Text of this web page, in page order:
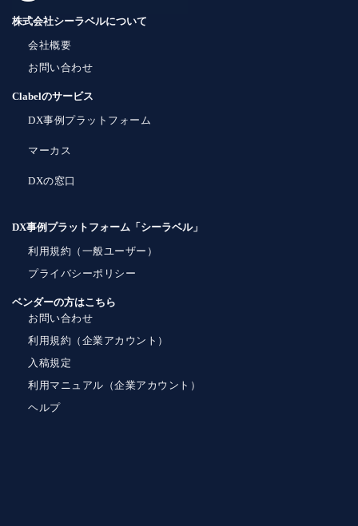
株式会社シーラベルについて
会社概要
お問い合わせ
Clabelのサービス
DX事例プラットフォーム
マーカス
DXの窓口
DX事例プラットフォーム「シーラベル」
利用規約（一般ユーザー）
プライバシーポリシー
ベンダーの方はこちら
お問い合わせ
利用規約（企業アカウント）
入稿規定
利用マニュアル（企業アカウント）
ヘルプ